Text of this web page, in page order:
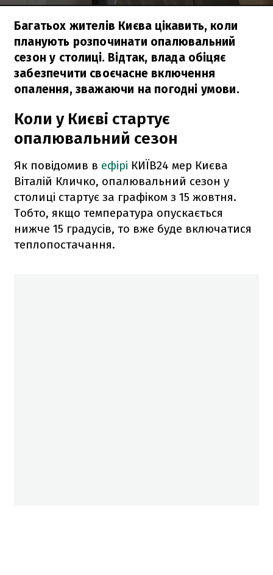
Багатьох жителів Києва цікавить, коли
планують розпочинати опалювальний
сезон у столиці. Відтак, влада обіцяє
забезпечити своєчасне включення
опалення, зважаючи на погодні умови.
Коли у Києві стартує
опалювальний сезон
Як повідомив в ефірі КИЇВ24 мер Києва
Віталій Кличко, опалювальний сезон у
столиці стартує за графіком з 15 жовтня.
Тобто, якщо температура опускається
нижче 15 градусів, то вже буде включатися
теплопостачання.